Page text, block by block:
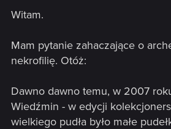
Witam.
Mam pytanie zahaczające o
nekrofilię. Otóż:
Dawno dawno temu, w 2007
Wiedźmin - w edycji
wielkiego pudła było małe